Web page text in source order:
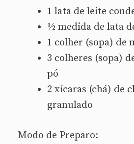
1 lata de leite
½ medida de lata
1 colher (sopa) de
3 colheres (sopa)
pó
2 xícaras (chá) de
granulado
Modo de Preparo: